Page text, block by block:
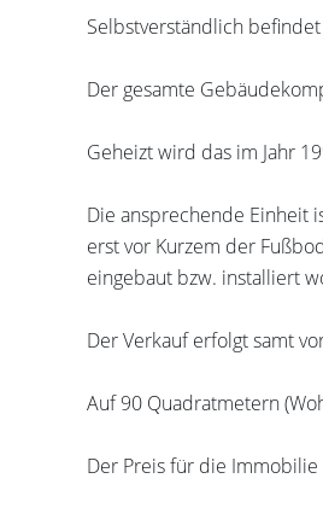
Selbstverständlich
Der gesamte
Geheizt wird das im Jahr
Die ansprechende Einheit
erst vor Kurzem der
eingebaut bzw. installiert
Der Verkauf erfolgt samt
Auf 90 Quadratmetern
Der Preis für die